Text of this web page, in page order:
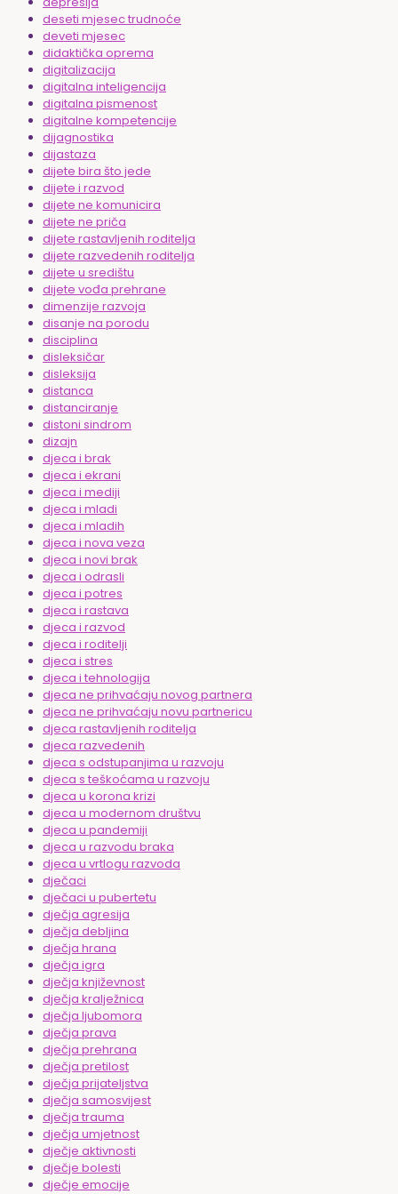
deseti mjesec trudnoće
deveti mjesec
didaktička oprema
digitalizacija
digitalna inteligencija
digitalna pismenost
digitalne kompetencije
dijagnostika
dijastaza
dijete bira što jede
dijete i razvod
dijete ne komunicira
dijete ne priča
dijete rastavljenih roditelja
dijete razvedenih roditelja
dijete u središtu
dijete vođa prehrane
dimenzije razvoja
disanje na porodu
disciplina
disleksičar
disleksija
distanca
distanciranje
distoni sindrom
dizajn
djeca i brak
djeca i ekrani
djeca i mediji
djeca i mladi
djeca i mladih
djeca i nova veza
djeca i novi brak
djeca i odrasli
djeca i potres
djeca i rastava
djeca i razvod
djeca i roditelji
djeca i stres
djeca i tehnologija
djeca ne prihvaćaju novog partnera
djeca ne prihvaćaju novu partnericu
djeca rastavljenih roditelja
djeca razvedenih
djeca s odstupanjima u razvoju
djeca s teškoćama u razvoju
djeca u korona krizi
djeca u modernom društvu
djeca u pandemiji
djeca u razvodu braka
djeca u vrtlogu razvoda
dječaci
dječaci u pubertetu
dječja agresija
dječja debljina
dječja hrana
dječja igra
dječja književnost
dječja kralježnica
dječja ljubomora
dječja prava
dječja prehrana
dječja pretilost
dječja prijateljstva
dječja samosvijest
dječja trauma
dječja umjetnost
dječje aktivnosti
dječje bolesti
dječje emocije